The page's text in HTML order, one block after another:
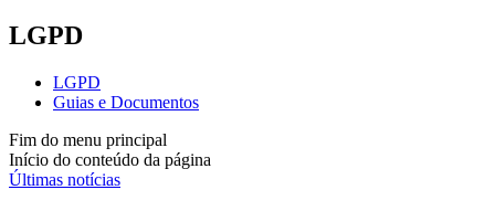
LGPD
LGPD
Guias e Documentos
Fim do menu principal
Início do conteúdo da página
Últimas notícias